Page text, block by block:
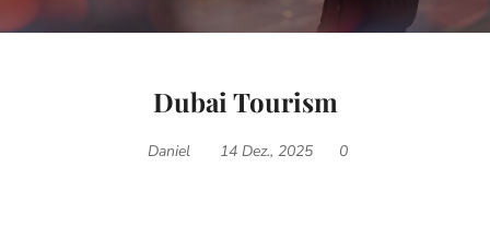
Dubai Tourism
Daniel 14 Dez., 2025 0